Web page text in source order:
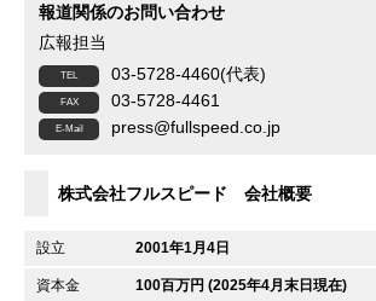
報道関係のお問い合わせ
広報担当
03-5728-4460(代表)
03-5728-4461
press@fullspeed.co.jp
株式会社フルスピード 会社概要
設立 2001年1月4日
資本金 100百万円 (2025年4月末日現在)